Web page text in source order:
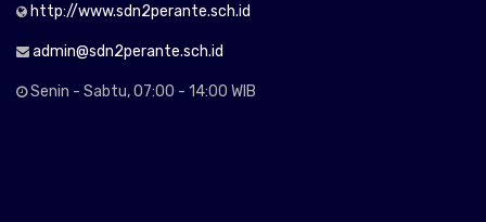
http://www.sdn2perante.sch.id
admin@sdn2perante.sch.id
Senin - Sabtu, 07:00 - 14:00 WIB